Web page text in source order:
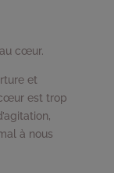
cœur.
et
cœur est trop
à nous